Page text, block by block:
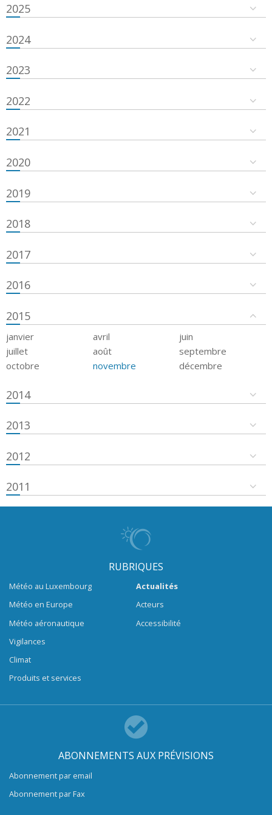
2025
2024
2023
2022
2021
2020
2019
2018
2017
2016
2015
janvier avril
juin
juillet
août
septembre
octobre
novembre décembre
2014
2013
2012
2011
RUBRIQUES
Météo au Luxembourg
Météo en Europe
Météo aéronautique
Vigilances
Climat
Produits et services
Actualités
Acteurs
Accessibilité
ABONNEMENTS AUX PRÉVISIONS
Abonnement par email
Abonnement par Fax